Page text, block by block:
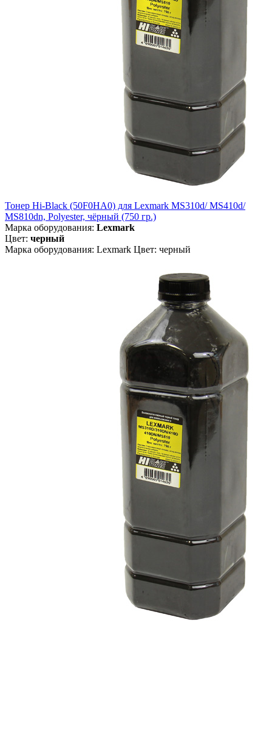
Тонер Hi-Black (50F0HA0) для Lexmark MS310d/ MS410d/
MS810dn, Polyester, чёрный (750 гр.)
Марка оборудования: Lexmark
Цвет: черный
Марка оборудования: Lexmark Цвет: черный